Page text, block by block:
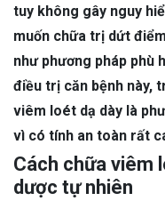
tuy không gây nguy
muốn chữa trị dứt
như phương pháp phù
điều trị căn bệnh này,
viêm loét dạ dày là
vì có tính an toàn rất
Cách chữa viêm
dược tự nhiên